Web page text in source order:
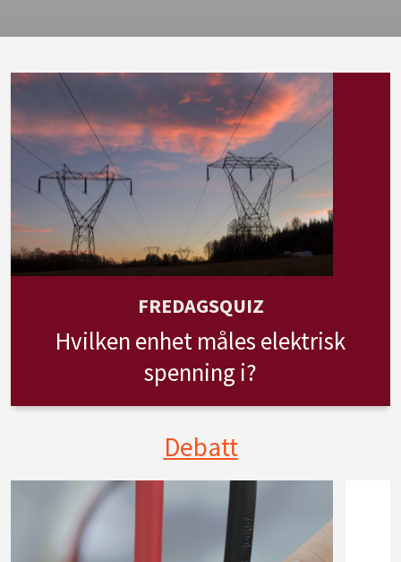
FREDAGSQUIZ
Hvilken enhet måles elektrisk
spenning i?
Debatt